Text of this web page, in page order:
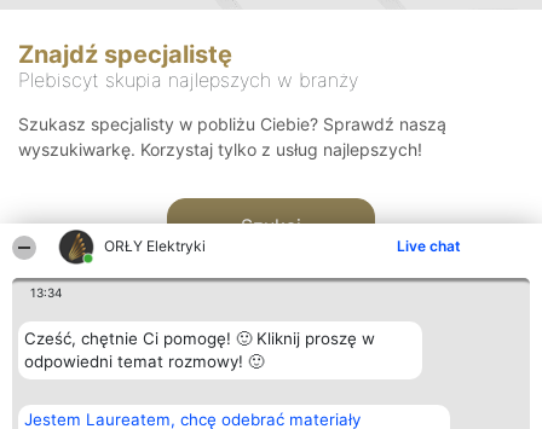
ORŁY Elektryki Live chat
13:34
Cześć, chętnie Ci pomogę! 🙂 Kliknij proszę w
odpowiedni temat rozmowy! 🙂
Jestem Laureatem, chcę odebrać materiały
Znajdź specjalistę
Plebiscyt skupia najlepszych w branży
Szukasz specjalisty w pobliżu Ciebie? Sprawdź naszą
wyszukiwarkę. Korzystaj tylko z usług najlepszych!
Szukaj
Organizator plebiscytu
Bright Side Solutions sp. z o.
Plebiscyt
Laureaci
Kontakt
Kontakt